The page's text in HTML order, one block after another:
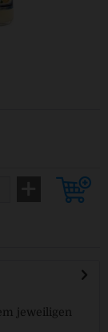
jeweiligen